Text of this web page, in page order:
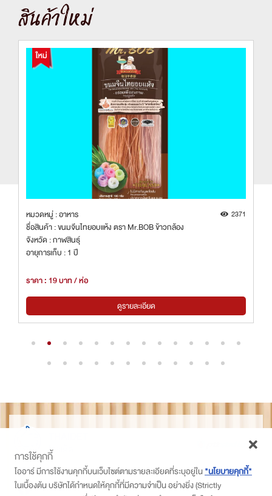
สินค้าใหม่
หมวดหมู่ : อาหาร 2371
ชื่อสินค้า : ขนมจีนไทยอบแห้ง ตรา Mr.BOB ข้าวกล้อง
จังหวัด : กาฬสินธุ์
อายุการเก็บ : 1 ปี
ราคา : 19 บาท / ห่อ
ดูรายละเอียด
ไทยเด็ด
ติดตามเราที่
PTT Station
การใช้คุกกี้
โออาร์ มีการใช้งานคุกกี้บนเว็บไซต์ตามรายละเอียดที่ระบุอยู่ใน"นโยบายคุกกี้"
ในเบื้องต้น บริษัทได้กำหนดให้คุกกี้ที่มีความจำเป็น อย่างยิ่ง (Strictly